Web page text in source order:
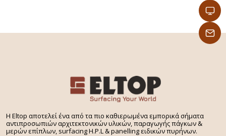
H Eltop αποτελεί ένα από τα πιο καθιερωμένα εμπορικά σήματα
αντιπροσωπιών αρχιτεκτονικών υλικών, παραγωγής πάγκων &
μερών επίπλων, surfacing H.P.L & panelling ειδικών πυρήνων.